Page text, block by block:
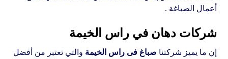
أعمال الصباغة .
شركات دهان في راس الخيمة
إن ما يميز شركتنا صباغ فى راس الخيمة والتي تعتبر من أفضل